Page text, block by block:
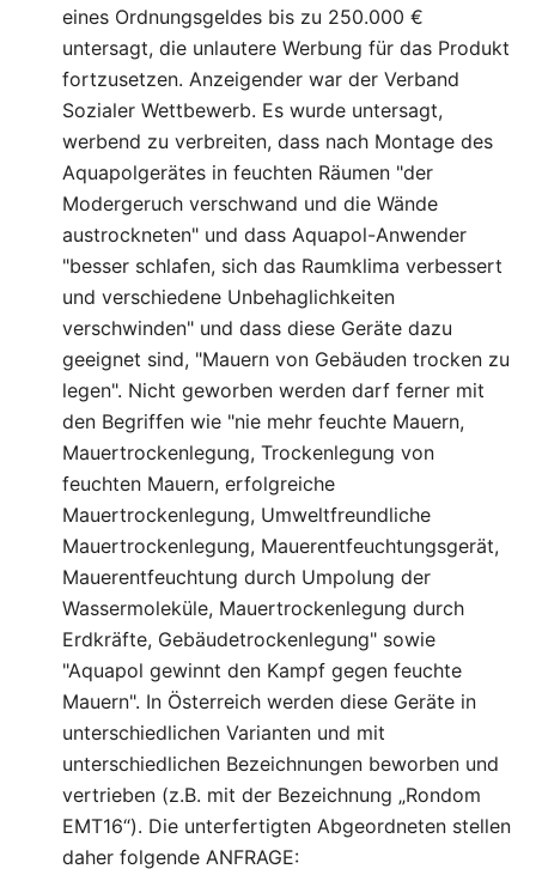
eines Ordnungsgeldes bis zu 250.000 €
untersagt, die unlautere Werbung für das Produkt
fortzusetzen. Anzeigender war der Verband
Sozialer Wettbewerb. Es wurde untersagt,
werbend zu verbreiten, dass nach Montage des
Aquapolgerätes in feuchten Räumen "der
Modergeruch verschwand und die Wände
austrockneten" und dass Aquapol-Anwender
"besser schlafen, sich das Raumklima verbessert
und verschiedene Unbehaglichkeiten
verschwinden" und dass diese Geräte dazu
geeignet sind, "Mauern von Gebäuden trocken zu
legen". Nicht geworben werden darf ferner mit
den Begriffen wie "nie mehr feuchte Mauern,
Mauertrockenlegung, Trockenlegung von
feuchten Mauern, erfolgreiche
Mauertrockenlegung, Umweltfreundliche
Mauertrockenlegung, Mauerentfeuchtungsgerät,
Mauerentfeuchtung durch Umpolung der
Wassermoleküle, Mauertrockenlegung durch
Erdkräfte, Gebäudetrockenlegung" sowie
"Aquapol gewinnt den Kampf gegen feuchte
Mauern". In Österreich werden diese Geräte in
unterschiedlichen Varianten und mit
unterschiedlichen Bezeichnungen beworben und
vertrieben (z.B. mit der Bezeichnung „Rondom
EMT16“). Die unterfertigten Abgeordneten stellen
daher folgende ANFRAGE: